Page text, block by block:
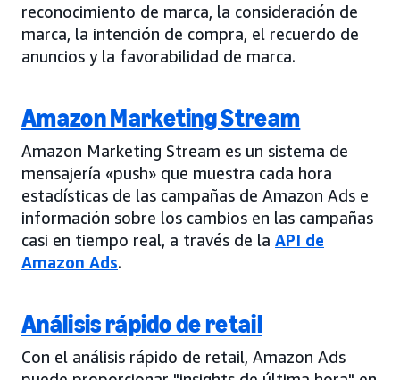
reconocimiento de marca, la consideración de
marca, la intención de compra, el recuerdo de
anuncios y la favorabilidad de marca.
Amazon Marketing Stream
Amazon Marketing Stream es un sistema de
mensajería «push» que muestra cada hora
estadísticas de las campañas de Amazon Ads e
información sobre los cambios en las campañas
casi en tiempo real, a través de la API de
Amazon Ads.
Análisis rápido de retail
Con el análisis rápido de retail, Amazon Ads